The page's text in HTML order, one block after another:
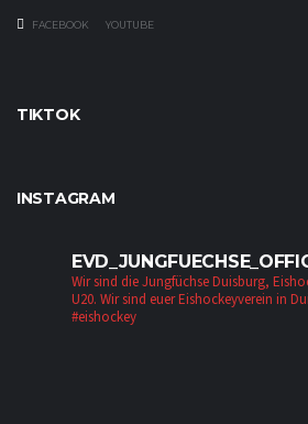
FACEBOOK YOUTUBE
TIKTOK
INSTAGRAM
Wir sind die Jungfüchse Duisburg,
U20. Wir sind euer Eishockeyverein in
#eishockey